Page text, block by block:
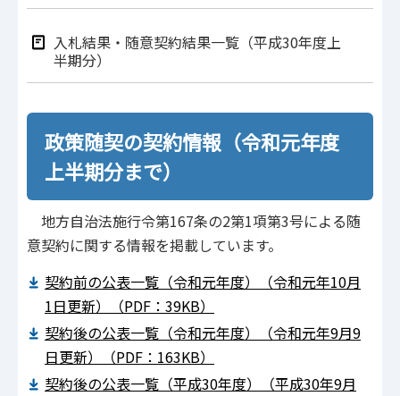
入札結果・随意契約結果一覧（平成30年度上
半期分）
政策随契の契約情報（令和元年度
上半期分まで）
地方自治法施行令第167条の2第1項第3号による随
意契約に関する情報を掲載しています。
契約前の公表一覧（令和元年度）（令和元年10月
1日更新）（PDF：39KB）
契約後の公表一覧（令和元年度）（令和元年9月9
日更新）（PDF：163KB）
契約後の公表一覧（平成30年度）（平成30年9月